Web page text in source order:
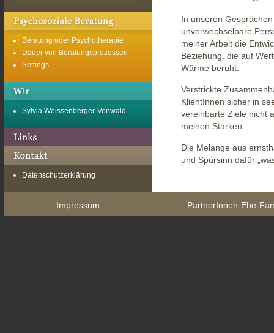
Willkommen in der Praxis
Engerthstrasse
Psychosoziale Beratung
Beratung oder Psychotherapie
Dauer von Beratungsprozessen
Settings
Über mich und unsere Geschichte
Sylvia Weissenberger-Vonwald
Links
KontaktDatenschutzerklärung
In unseren
unverwechselbare
meiner Arbeit die
Beziehung, die auf
Wärme beruht.
Verstrickte
KlientInnen sicher in
vereinbarte Ziele nicht
meinen Stärken.
Die Melange aus
und Spürsinn dafür
Impressum PartnerInnen-Ehe-